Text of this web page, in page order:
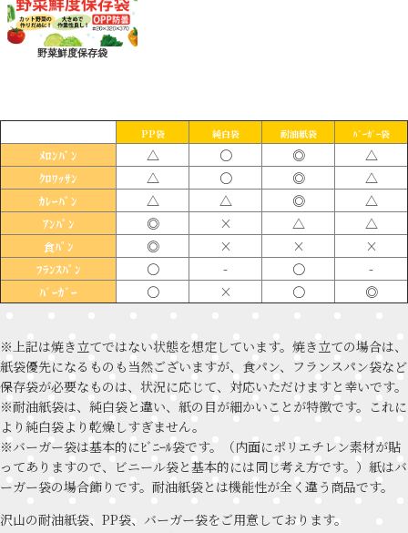
野菜鮮度保存袋
PP袋 純白袋 耐油紙袋 ﾊﾞｰｶﾞｰ袋
ﾒﾛﾝﾊﾟﾝ △ 〇 ◎ △
ｸﾛﾜｯｻﾝ △ 〇 ◎ △
ｶﾚｰﾊﾟﾝ △ △ ◎ △
ｱﾝﾊﾟﾝ ◎ × △ △
食ﾊﾟﾝ ◎ × × ×
ﾌﾗﾝｽﾊﾟﾝ 〇 - 〇 -
ﾊﾞｰｶﾞｰ 〇 × 〇 ◎
※上記は焼き立てではない状態を想定しています。焼き立ての場合は、
紙袋優先になるものも当然ございますが、食パン、フランスパン袋など
保存袋が必要なものは、状況に応じて、対応いただけますと幸いです。
※耐油紙袋は、純白袋と違い、紙の目が細かいことが特徴です。これに
より純白袋より乾燥しすぎません。
※バーガー袋は基本的にﾋﾞﾆｰﾙ袋です。（内面にポリエチレン素材が貼
ってありますので、ビニール袋と基本的には同じ考え方です。）紙はバ
ーガー袋の場合飾りです。耐油紙袋とは機能性が全く違う商品です。
沢山の耐油紙袋、PP袋、バーガー袋をご用意しております。